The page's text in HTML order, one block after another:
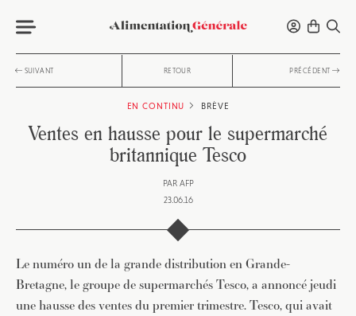
SUIVANT RETOUR PRÉCÉDENT
EN CONTINU BRÈVE
Ventes en hausse pour le supermarché
britannique Tesco
PAR AFP
23.06.16
Le numéro un de la grande distribution en Grande-
Bretagne, le groupe de supermarchés Tesco, a annoncé jeudi
une hausse des ventes du premier trimestre. Tesco, qui avait